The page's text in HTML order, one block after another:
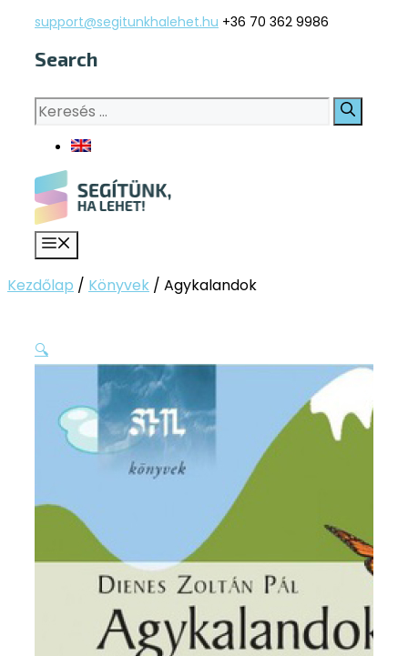
Kilépés
tartalomba
support@segitunkhalehet.hu +36 70 362 9986
Search
Keresés:
Kezdőlap / Könyvek / Agykalandok
🔍